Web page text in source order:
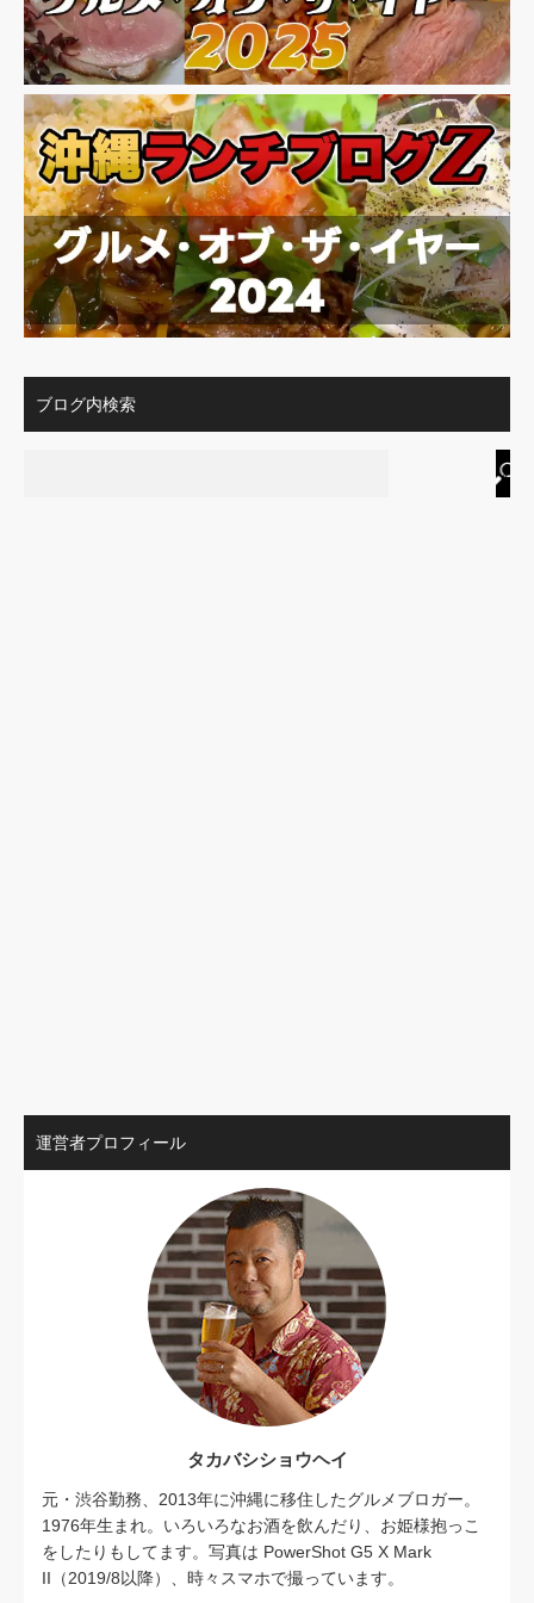
ブログ内検索
運営者プロフィール
タカバシショウヘイ
元・渋谷勤務、2013年に沖縄に移住したグルメブロガー。
1976年生まれ。いろいろなお酒を飲んだり、お姫様抱っこ
をしたりもしてます。写真は PowerShot G5 X Mark
II（2019/8以降）、時々スマホで撮っています。